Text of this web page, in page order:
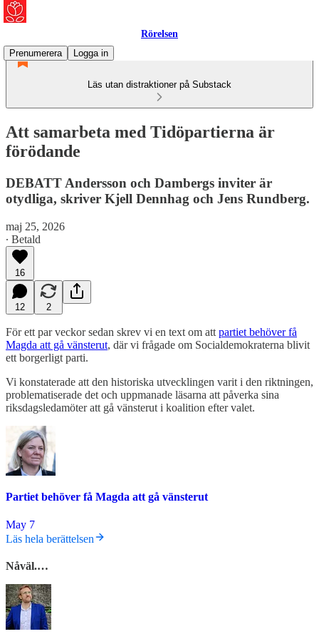
Rörelsen
Prenumerera
Logga in
Läs utan distraktioner på Substack
Att samarbeta med Tidöpartierna är
förödande
DEBATT Andersson och Dambergs inviter är
otydliga, skriver Kjell Dennhag och Jens Rundberg.
maj 25, 2026
∙ Betald
16
12 2
För ett par veckor sedan skrev vi en text om att partiet behöver få
Magda att gå vänsterut, där vi frågade om Socialdemokraterna blivit
ett borgerligt parti.
Vi konstaterade att den historiska utvecklingen varit i den riktningen,
problematiserade det och uppmanade läsarna att påverka sina
riksdagsledamöter att gå vänsterut i koalition efter valet.
Partiet behöver få Magda att gå vänsterut
May 7
Läs hela berättelsen
Nåväl.…